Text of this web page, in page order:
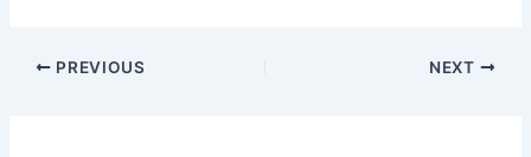
Post
PREVIOUS NEXT